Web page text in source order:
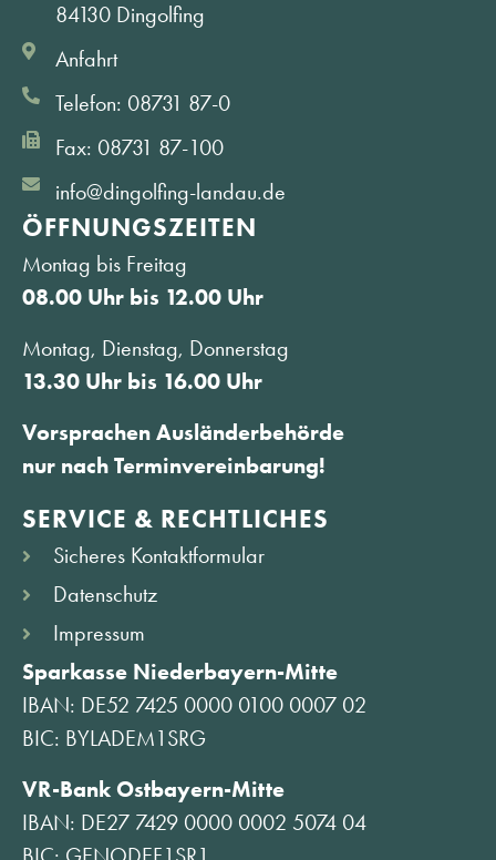
84130 Dingolfing
Anfahrt
Telefon: 08731 87-0
Fax: 08731 87-100
info@dingolfing-landau.de
ÖFFNUNGS­ZEITEN
Montag bis Freitag
08.00 Uhr bis 12.00 Uhr
Montag, Dienstag, Donnerstag
13.30 Uhr bis 16.00 Uhr
Vorsprachen Ausländerbehörde
nur nach Terminvereinbarung!
SERVICE & RECHTLICHES
Sicheres Kontaktformular
Datenschutz
Impressum
Sparkasse Niederbayern-Mitte
IBAN: DE52 7425 0000 0100 0007 02
BIC: BYLADEM1SRG
VR-Bank Ostbayern-Mitte
IBAN: DE27 7429 0000 0002 5074 04